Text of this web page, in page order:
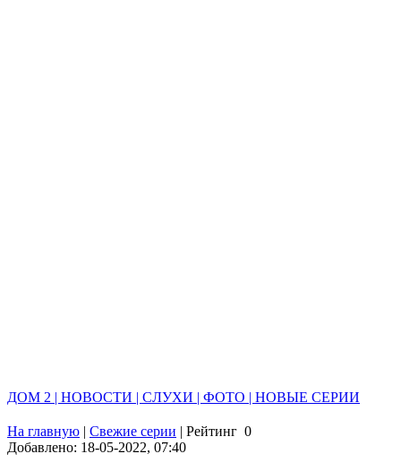
ДОМ 2 | НОВОСТИ | СЛУХИ | ФОТО | НОВЫЕ СЕРИИ
На главную | Свежие серии | Рейтинг 0
Добавлено: 18-05-2022, 07:40